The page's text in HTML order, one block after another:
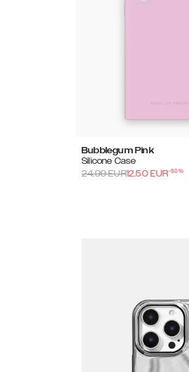
Bubblegum Pink
Silicone Case
24.99EUR12.50 EUR-50%